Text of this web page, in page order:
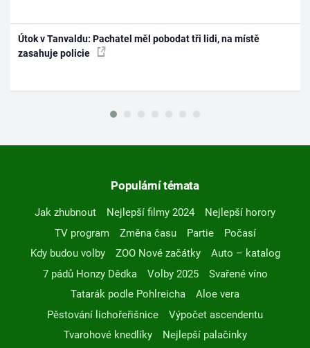
Útok v Tanvaldu: Pachatel měl pobodat tři lidi, na místě
zasahuje policie
Populární témata
Jak zhubnout Nejlepší filmy 2024
Nejlepší horory
TV program
Změna času Partie
Počasí
Kdy budou volby
ZOO Nové začátky
Auto – katalog
7 pádů Honzy Dědka
Volby 2025
Svařené víno
Tatarák podle Pohlreicha
Aloe vera
Pěstování lichořeřišnice
Výpočet ascendentu
Tvarohové knedlíky
Nejlepší palačinky